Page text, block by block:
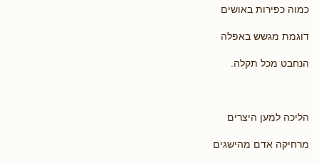
כמוה כפירות באושים
דוגמת מגשש באפלה
הנחבט מכל תקלה.
הליכה למען היצרים
מרחיקה אדם מהישגים